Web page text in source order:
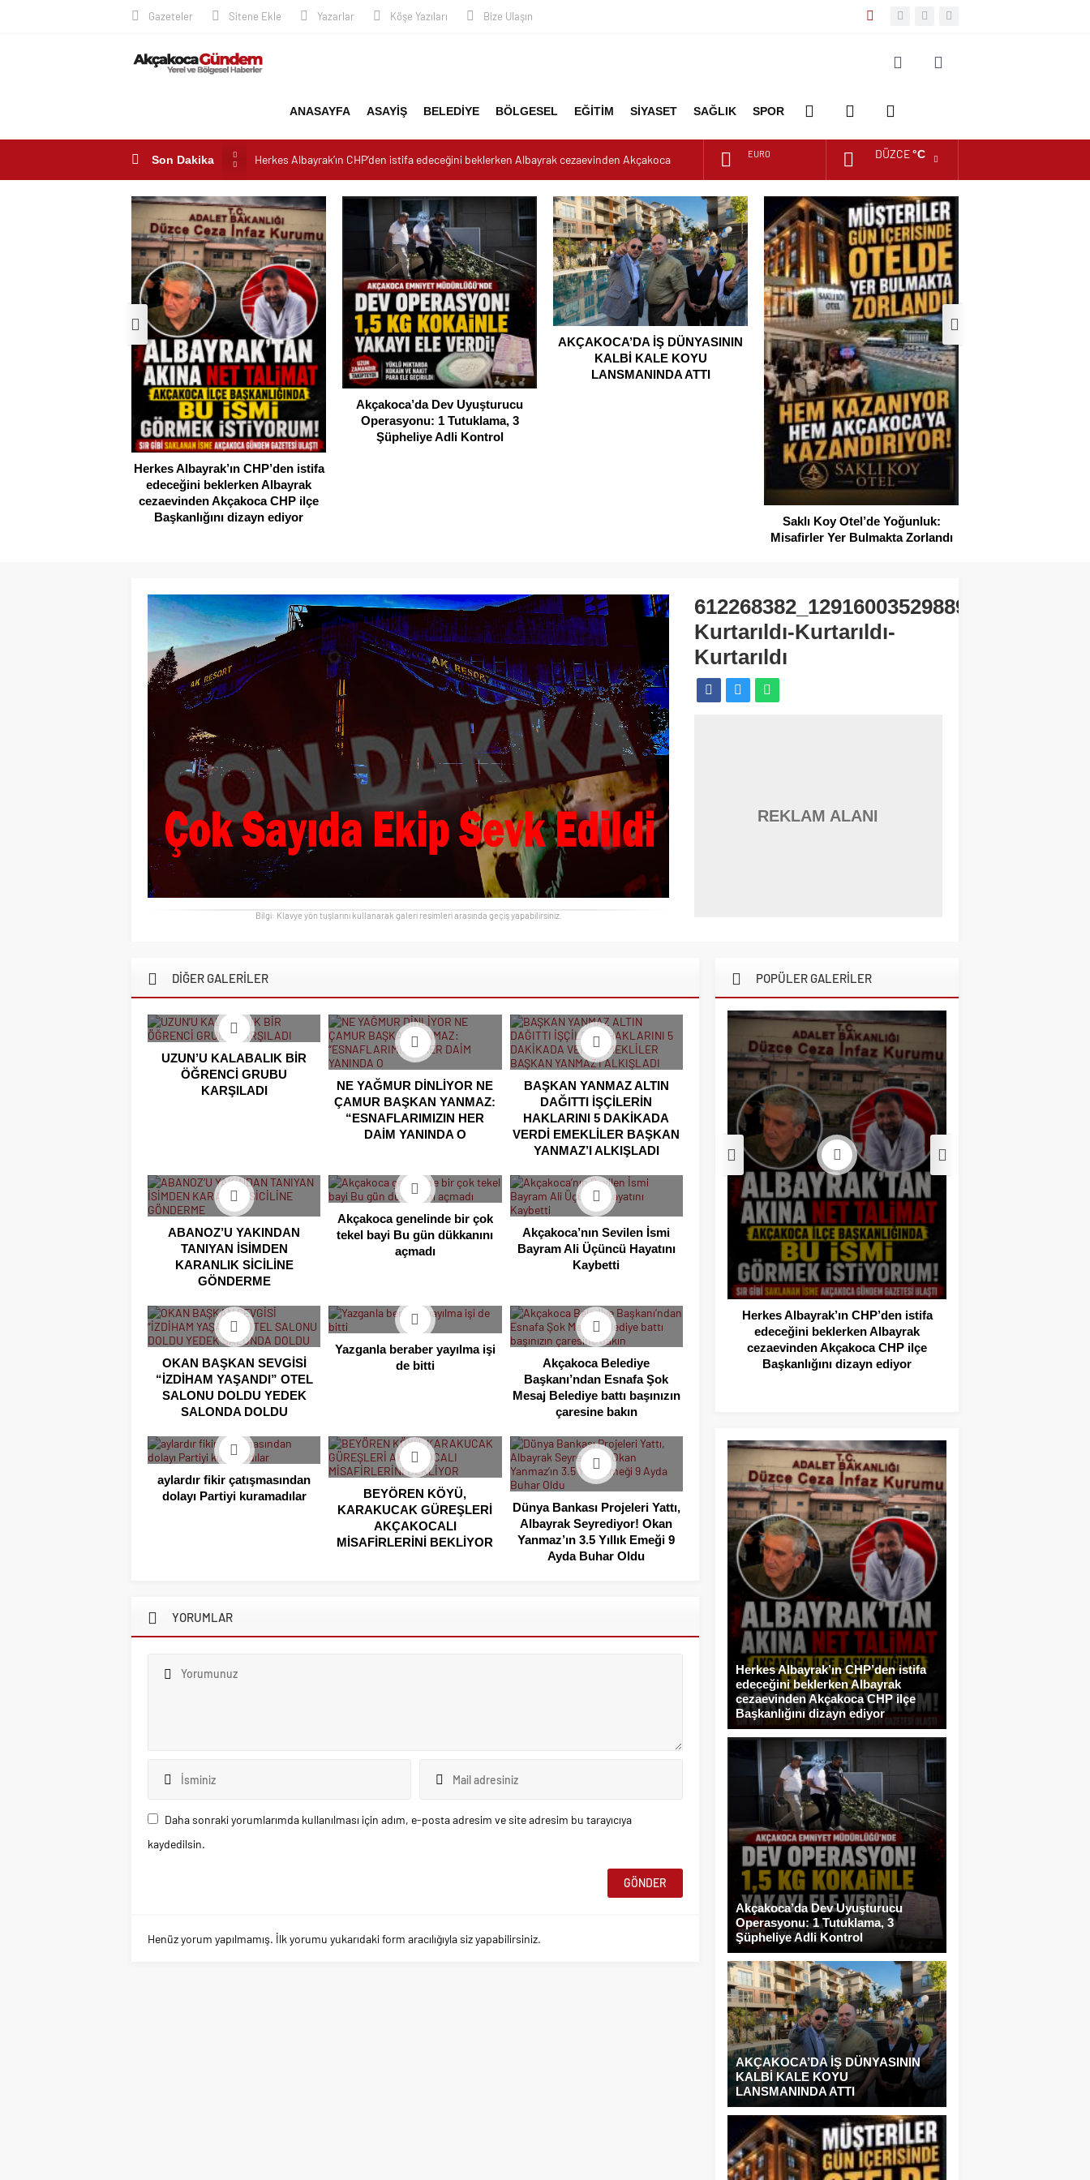
Gazeteler Sitene Ekle Yazarlar Köşe Yazıları Bize Ulaşın
ANASAYFA ASAYİŞ BELEDİYE BÖLGESEL EĞİTİM SİYASET SAĞLIK SPOR
FOTO
GALERİGALERİ
Son Dakika
Herkes Albayrak’ın CHP’den istifa edeceğini beklerken Albayrak cezaevinden Akçakoca
CHP ilçe Başkanlığını dizayn ediyor
Akçakoca’da Dev Uyuşturucu Operasyonu: 1 Tutuklama, 3 Şüpheliye Adli Kontrol
AKÇAKOCA’DA İŞ DÜNYASININ KALBİ KALE KOYU LANSMANINDA ATTI
Saklı Koy Otel’de Yoğunluk: Misafirler Yer Bulmakta Zorlandı
SAHİLLERDE TEMİZLİK ALARMI!
EURO
ALTIN
DOLAR
DÜZCE°C
Herkes Albayrak’ın CHP’den istifa
edeceğini beklerken Albayrak
cezaevinden Akçakoca CHP ilçe
Başkanlığını dizayn ediyor
Akçakoca’da Dev Uyuşturucu
Operasyonu: 1 Tutuklama, 3
Şüpheliye Adli Kontrol
AKÇAKOCA’DA İŞ DÜNYASININ
KALBİ KALE KOYU
LANSMANINDA ATTI
Saklı Koy Otel’de Yoğunluk:
Misafirler Yer Bulmakta Zorlandı
Bilgi: Klavye yön tuşlarını kullanarak galeri resimleri arasında geçiş yapabilirsiniz.
Kurtarıldı-Kurtarıldı-
Kurtarıldı
REKLAM ALANI
DİĞER GALERİLER
UZUN’U KALABALIK BİR
ÖĞRENCİ GRUBU
KARŞILADI
NE YAĞMUR DİNLİYOR NE
ÇAMUR BAŞKAN YANMAZ:
“ESNAFLARIMIZIN HER
DAİM YANINDA O
BAŞKAN YANMAZ ALTIN
DAĞITTI İŞÇİLERİN
HAKLARINI 5 DAKİKADA
VERDİ EMEKLİLER BAŞKAN
YANMAZ’I ALKIŞLADI
ABANOZ’U YAKINDAN
TANIYAN İSİMDEN
KARANLIK SİCİLİNE
GÖNDERME
Akçakoca genelinde bir çok
tekel bayi Bu gün dükkanını
açmadı
Akçakoca’nın Sevilen İsmi
Bayram Ali Üçüncü Hayatını
Kaybetti
OKAN BAŞKAN SEVGİSİ
“İZDİHAM YAŞANDI” OTEL
SALONU DOLDU YEDEK
SALONDA DOLDU
Yazganla beraber yayılma işi
de bitti
Akçakoca Belediye
Başkanı’ndan Esnafa Şok
Mesaj Belediye battı başınızın
çaresine bakın
aylardır fikir çatışmasından
dolayı Partiyi kuramadılar
BEYÖREN KÖYÜ,
KARAKUCAK GÜREŞLERİ
AKÇAKOCALI
MİSAFİRLERİNİ BEKLİYOR
Dünya Bankası Projeleri Yattı,
Albayrak Seyrediyor! Okan
Yanmaz’ın 3.5 Yıllık Emeği 9
Ayda Buhar Oldu
YORUMLAR
Daha sonraki yorumlarımda kullanılması için adım, e-posta adresim ve site adresim bu tarayıcıya
kaydedilsin.
Henüz yorum yapılmamış. İlk yorumu yukarıdaki form aracılığıyla siz yapabilirsiniz.
POPÜLER GALERİLER
Herkes Albayrak’ın CHP’den istifa
edeceğini beklerken Albayrak
cezaevinden Akçakoca CHP ilçe
Başkanlığını dizayn ediyor
Herkes Albayrak’ın CHP’den istifa
edeceğini beklerken Albayrak
cezaevinden Akçakoca CHP ilçe
Başkanlığını dizayn ediyor
Akçakoca’da Dev Uyuşturucu
Operasyonu: 1 Tutuklama, 3
Şüpheliye Adli Kontrol
AKÇAKOCA’DA İŞ DÜNYASININ
KALBİ KALE KOYU
LANSMANINDA ATTI